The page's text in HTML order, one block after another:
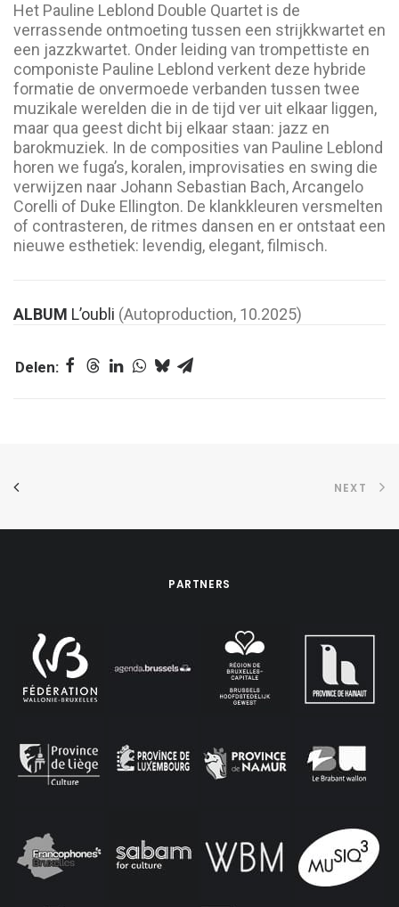
Het Pauline Leblond Double Quartet is de
verrassende ontmoeting tussen een strijkkwartet en
een jazzkwartet. Onder leiding van trompettiste en
componiste Pauline Leblond verkent deze hybride
formatie de onvermoede verbanden tussen twee
muzikale werelden die in de tijd ver uit elkaar liggen,
maar qua geest dicht bij elkaar staan: jazz en
barokmuziek. In de composities van Pauline Leblond
horen we fuga’s, koralen, improvisaties en swing die
verwijzen naar Johann Sebastian Bach, Arcangelo
Corelli of Duke Ellington. De klankkleuren versmelten
of contrasteren, de ritmes dansen en er ontstaat een
nieuwe esthetiek: levendig, elegant, filmisch.
ALBUM L’oubli (Autoproduction, 10.2025)
NEXT
PARTNERS